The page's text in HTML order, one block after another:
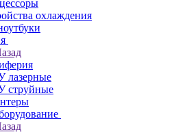
охлаждения
струйные